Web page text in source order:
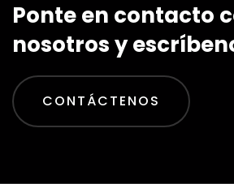
Ponte en contacto
nosotros y
CONTÁCTENOS